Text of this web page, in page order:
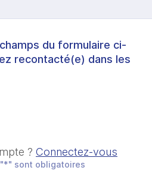
du formulaire ci-
recontacté(e) dans les
? Connectez-vous
sont obligatoires